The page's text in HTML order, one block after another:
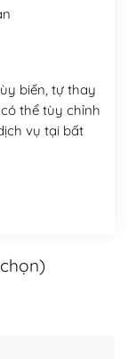
biến, tự thay
thể tùy chỉnh
vụ tại bất
hosting để